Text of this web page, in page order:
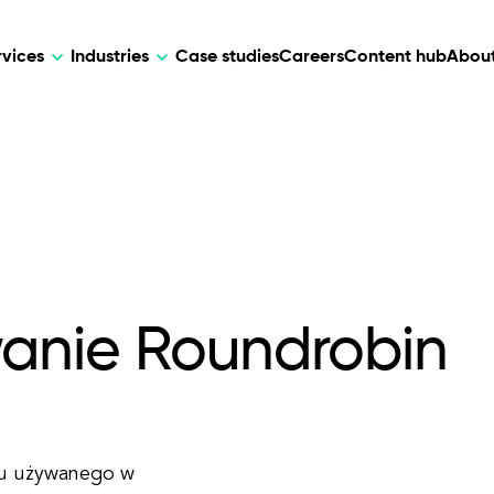
Industries Case studiesCareersContent hub
Roundrobin
używanego w